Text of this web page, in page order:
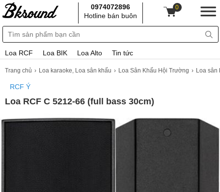
0974072896
Hotline bán buôn
0
Loa RCF Loa BIK Loa Alto Tin tức
Trang chủ Loa karaoke, Loa sân khấu Loa Sân Khấu Hội Trường Loa sân
RCF Ý
Loa RCF C 5212-66 (full bass 30cm)